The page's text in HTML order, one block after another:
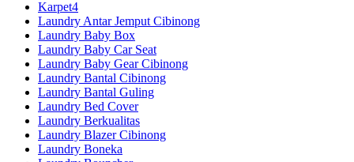
Karpet4
Laundry Antar Jemput Cibinong
Laundry Baby Box
Laundry Baby Car Seat
Laundry Baby Gear Cibinong
Laundry Bantal Cibinong
Laundry Bantal Guling
Laundry Bed Cover
Laundry Berkualitas
Laundry Blazer Cibinong
Laundry Boneka